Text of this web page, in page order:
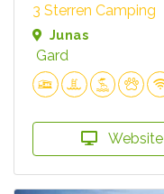
3 Sterren Camping
Junas
Gard
Website